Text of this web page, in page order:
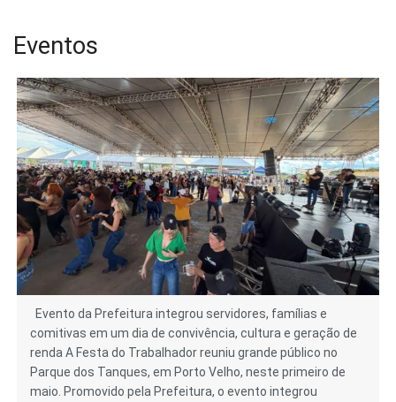
Eventos
Evento da Prefeitura integrou servidores, famílias e
comitivas em um dia de convivência, cultura e geração de
renda A Festa do Trabalhador reuniu grande público no
Parque dos Tanques, em Porto Velho, neste primeiro de
maio. Promovido pela Prefeitura, o evento integrou